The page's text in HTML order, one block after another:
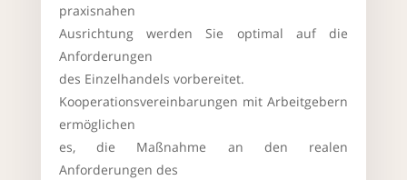
praxisnahen
Ausrichtung werden Sie optimal auf die
Anforderungen
des Einzelhandels vorbereitet.
Kooperationsvereinbarungen mit Arbeitgebern
ermöglichen
es, die Maßnahme an den realen
Anforderungen des